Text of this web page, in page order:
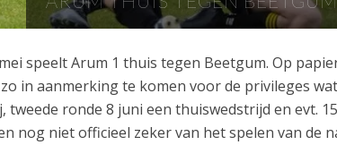
speelt Arum 1 thuis tegen Beetgum. Op
in aanmerking te komen voor de privileges
tweede ronde 8 juni een thuiswedstrijd en evt.
nog niet officieel zeker van het spelen van de